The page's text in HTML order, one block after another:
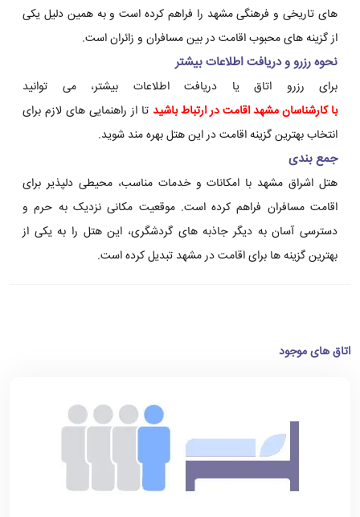
های تاریخی و فرهنگی مشهد را فراهم کرده است و به همین دلیل یکی
از گزینه های محبوب اقامت در بین مسافران و زائران است.
نحوه رزرو و دریافت اطلاعات بیشتر
برای رزرو اتاق یا دریافت اطلاعات بیشتر، می توانید
با کارشناسانمشهد اقامتدر ارتباط باشید تا از راهنمایی های لازم برای
انتخاب بهترین گزینه اقامت در این هتل بهره مند شوید.
جمع بندی
هتل اشراق مشهد با امکانات و خدمات مناسب، محیطی دلپذیر برای
اقامت مسافران فراهم کرده است. موقعیت مکانی نزدیک به حرم و
دسترسی آسان به دیگر جاذبه های گردشگری، این هتل را به یکی از
بهترین گزینه ها برای اقامت در مشهد تبدیل کرده است.
اتاق های موجود